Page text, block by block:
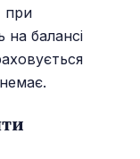
при
на балансі